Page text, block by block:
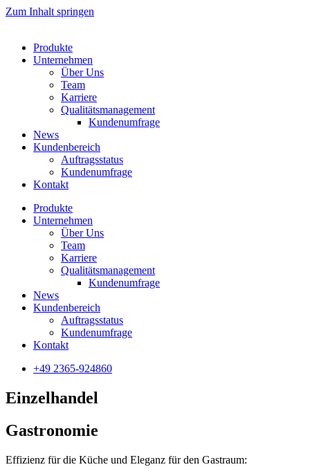
Zum Inhalt springen
Produkte
Unternehmen
Über Uns
Team
Karriere
Qualitätsmanagement
Kundenumfrage
News
Kundenbereich
Auftragsstatus
Kundenumfrage
Kontakt
Produkte
Unternehmen
Über Uns
Team
Karriere
Qualitätsmanagement
Kundenumfrage
News
Kundenbereich
Auftragsstatus
Kundenumfrage
Kontakt
+49 2365-924860
Einzelhandel
Gastronomie
Effizienz für die Küche und Eleganz für den Gastraum: